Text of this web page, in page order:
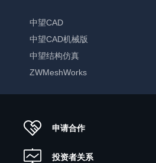
中望CAD
中望CAD机械版
中望结构仿真
ZWMeshWorks
申请合作
投资者关系